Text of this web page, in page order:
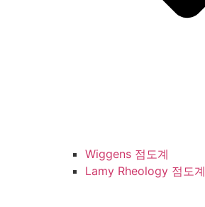
Wiggens 점도계
Lamy Rheology 점도계